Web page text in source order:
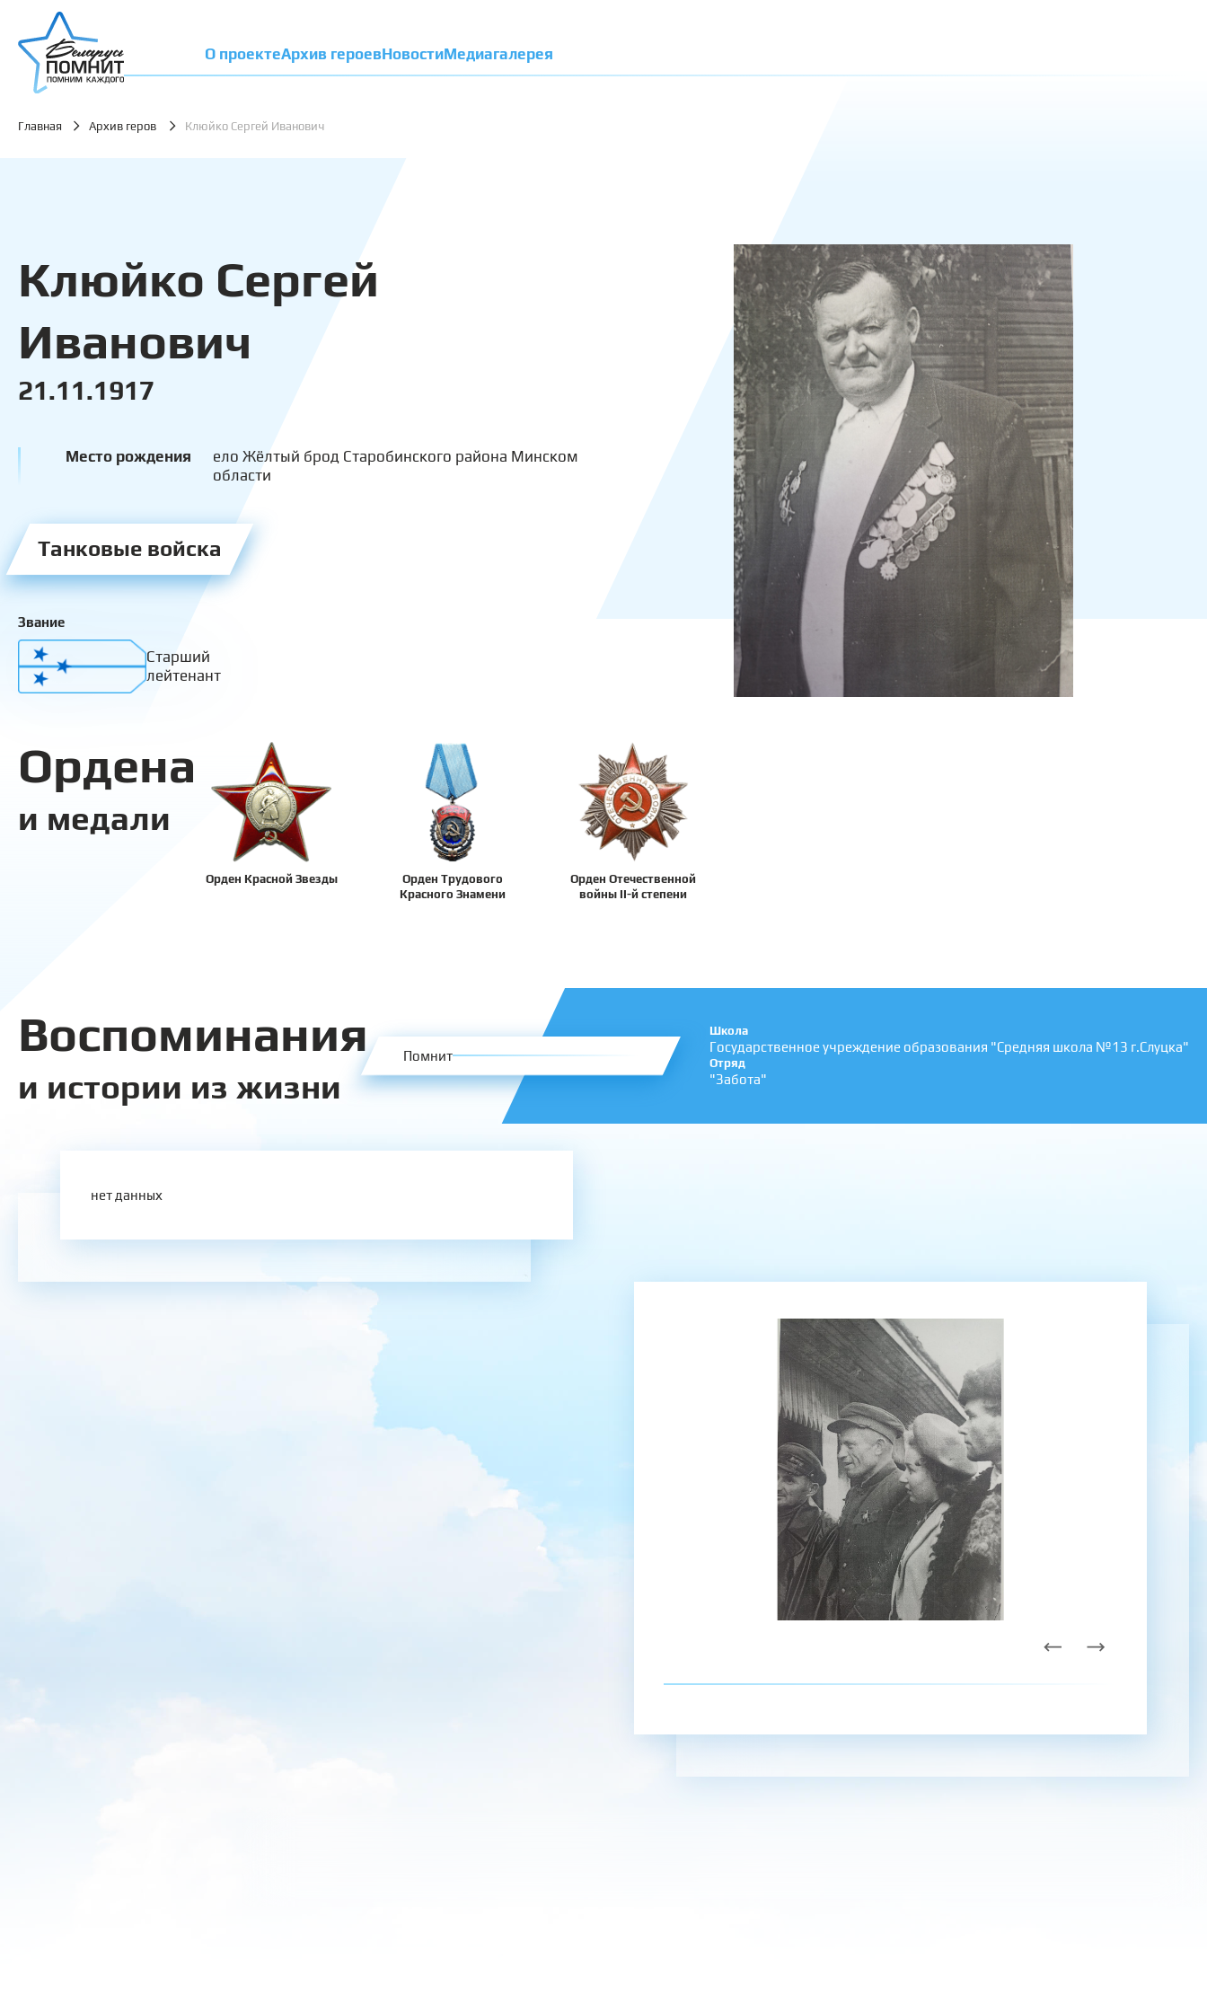
О проектеАрхив героевНовостиМедиагалерея
Главная Архив геров Клюйко Сергей Иванович
Клюйко Сергей
Иванович
21.11.1917
Место рождения
ело Жёлтый брод Старобинского района Минском
области
Танковые войска
Звание
Старший
лейтенант
Ордена
и медали
Орден Красной Звезды
Орден Трудового
Красного Знамени
Орден Отечественной
войны II-й степени
Воспоминания
и истории из жизни
Помнит
Школа
Государственное учреждение образования "Средняя школа №13 г.Слуцка"
Отряд
"Забота"
нет данных